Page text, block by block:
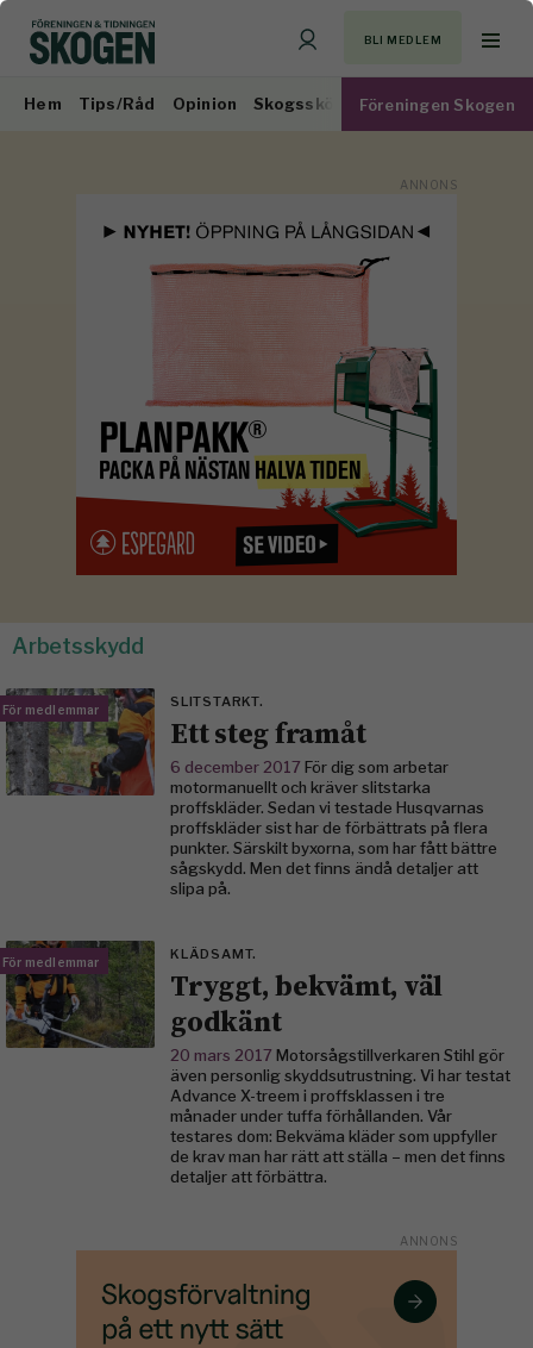
BLI MEDLEM
Hem Tips/Råd Opinion Skogsskötsel Virkesmarknad
Föreningen Skogen
Arbetsskydd
För medlemmar SLITSTARKT.
Ett steg framåt
6 december 2017 För dig som arbetar
motormanuellt och kräver slitstarka
proffskläder. Sedan vi testade Husqvarnas
proffskläder sist har de förbättrats på flera
punkter. Särskilt byxorna, som har fått bättre
sågskydd. Men det finns ändå detaljer att
slipa på.
För medlemmar KLÄDSAMT.
Tryggt, bekvämt, väl
godkänt
20 mars 2017 Motorsågstillverkaren Stihl gör
även personlig skyddsutrustning. Vi har testat
Advance X-treem i proffsklassen i tre
månader under tuffa förhållanden. Vår
testares dom: Bekväma kläder som uppfyller
de krav man har rätt att ställa – men det finns
detaljer att förbättra.